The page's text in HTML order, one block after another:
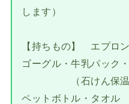
します）
【持ちもの】 エプロ
ゴーグル・牛乳パック
（石けん保温のた
ペットボトル・タオル